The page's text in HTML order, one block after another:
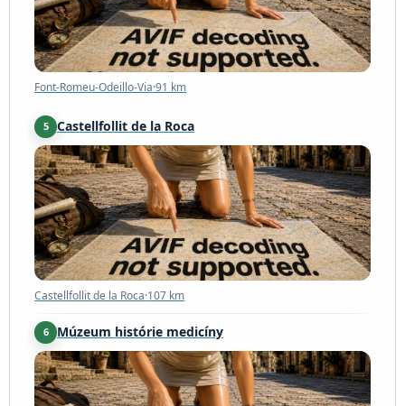
Font-Romeu-Odeillo-Via·91 km
5 Castellfollit de la Roca
Castellfollit de la Roca·107 km
Castellfollit de la Roca·107 km
6 Múzeum histórie medicíny
Toulouse·109 km